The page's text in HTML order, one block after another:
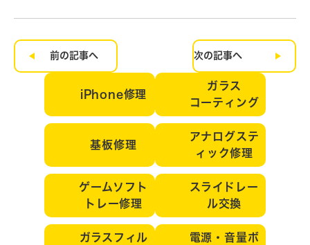
前の記事へ 次の記事へ
iPhone修理
ガラス
コーティング
基板修理
アナログステ
ィック修理
ゲームソフト
トレー修理
スライドレー
ル交換
ガラスフィル
電源・音量ボ